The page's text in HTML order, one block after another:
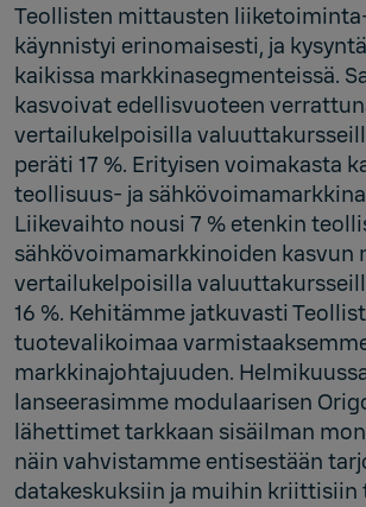
Teollisten mittausten
käynnistyi erinomaisesti, ja
kaikissa markkinasegmenteissä.
kasvoivat edellisvuoteen
vertailukelpoisilla
peräti 17 %. Erityisen voimakasta
teollisuus- ja
Liikevaihto nousi 7 % etenkin
sähkövoimamarkkinoiden kasvun
vertailukelpoisilla
16 %. Kehitämme jatkuvasti
tuotevalikoimaa
markkinajohtajuuden.
lanseerasimme modulaarisen
lähettimet tarkkaan sisäilman
näin vahvistamme entisestään
datakeskuksiin ja muihin kriittisiin